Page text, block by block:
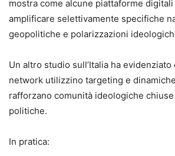
mostra come alcune piattaforme
amplificare selettivamente specifiche
geopolitiche e polarizzazioni
Un altro studio sull’Italia ha evidenziato
network utilizzino targeting e
rafforzano comunità ideologiche
politiche.
In pratica: